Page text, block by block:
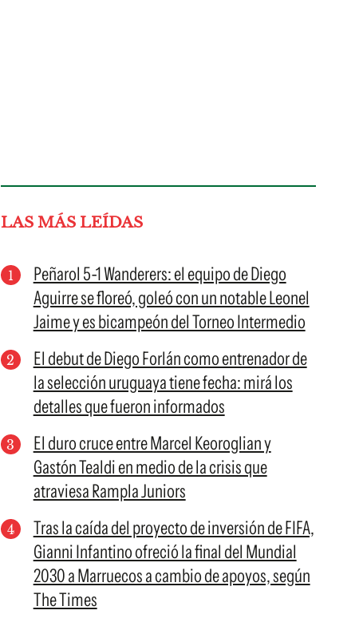
LAS MÁS LEÍDAS
Peñarol 5-1 Wanderers: el equipo de Diego
Aguirre se floreó, goleó con un notable Leonel
Jaime y es bicampeón del Torneo Intermedio
El debut de Diego Forlán como entrenador de
la selección uruguaya tiene fecha: mirá los
detalles que fueron informados
El duro cruce entre Marcel Keoroglian y
Gastón Tealdi en medio de la crisis que
atraviesa Rampla Juniors
Tras la caída del proyecto de inversión de FIFA,
Gianni Infantino ofreció la final del Mundial
2030 a Marruecos a cambio de apoyos, según
The Times